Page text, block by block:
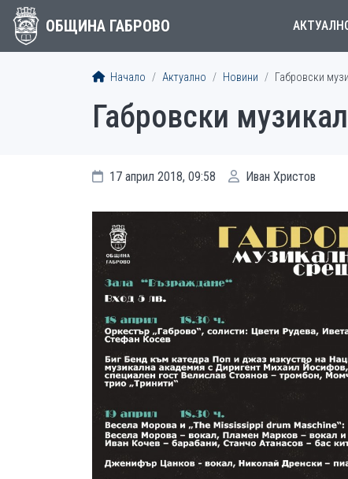
ОБЩИНА ГАБРОВО
Начало Актуално Новини Габровски
Габровски
17 април 2018, 09:58 Иван Христов